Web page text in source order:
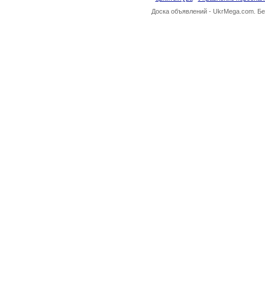
Доска объявлений - UkrMega.com.